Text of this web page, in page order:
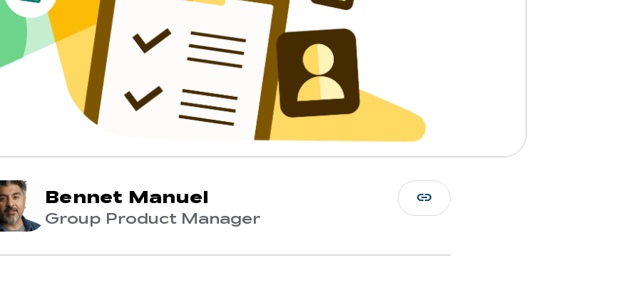
Bennet Manuel
Group Product Manager
link